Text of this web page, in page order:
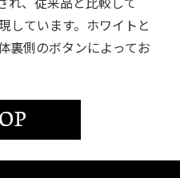
しています。ホワイトと
裏側のボタンによってお